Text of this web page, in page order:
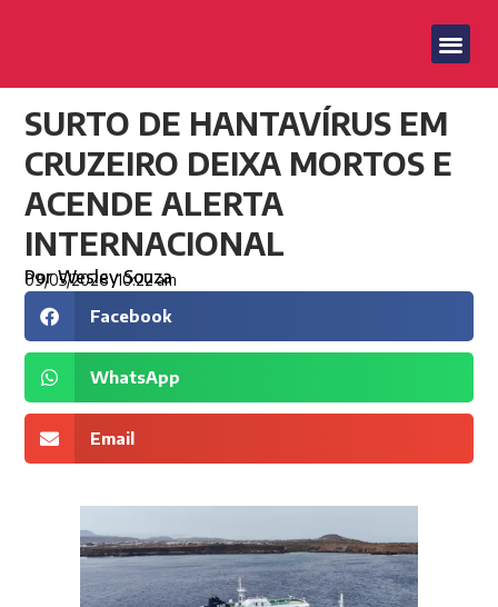
SURTO DE HANTAVÍRUS EM
CRUZEIRO DEIXA MORTOS E
ACENDE ALERTA
INTERNACIONAL
PorWesley Souza
09/05/2026 10:22 am
Facebook
WhatsApp
Email